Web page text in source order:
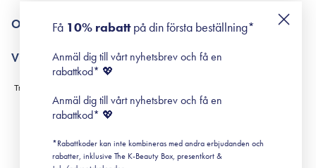
Retinol för nybörjare
Om Surisuri
Black Friday
Villkor
Leverans & Retur
Köpvillkor
Prenumerationsvillkor
Cookiepolicy
Få 10% rabattpå din första beställning*
Anmäl dig till vårt nyhetsbrev och få en
rabattkod* 💖
Anmäl dig till vårt nyhetsbrev och få en
rabattkod* 💖
*Rabattkoder kan inte kombineras med andra erbjudanden och
rabatter, inklusive The K-Beauty Box, presentkort &